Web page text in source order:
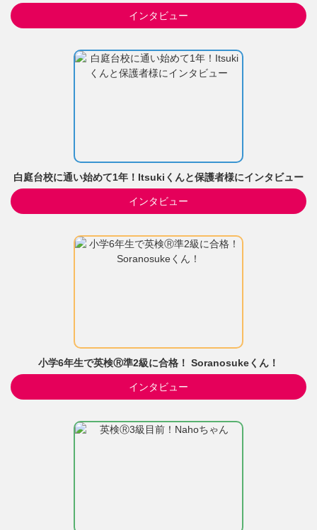
インタビュー
白庭台校に通い始めて1年！Itsukiくんと保護者様にインタビュー
インタビュー
小学6年生で英検Ⓡ準2級に合格！ Soranosukeくん！
インタビュー